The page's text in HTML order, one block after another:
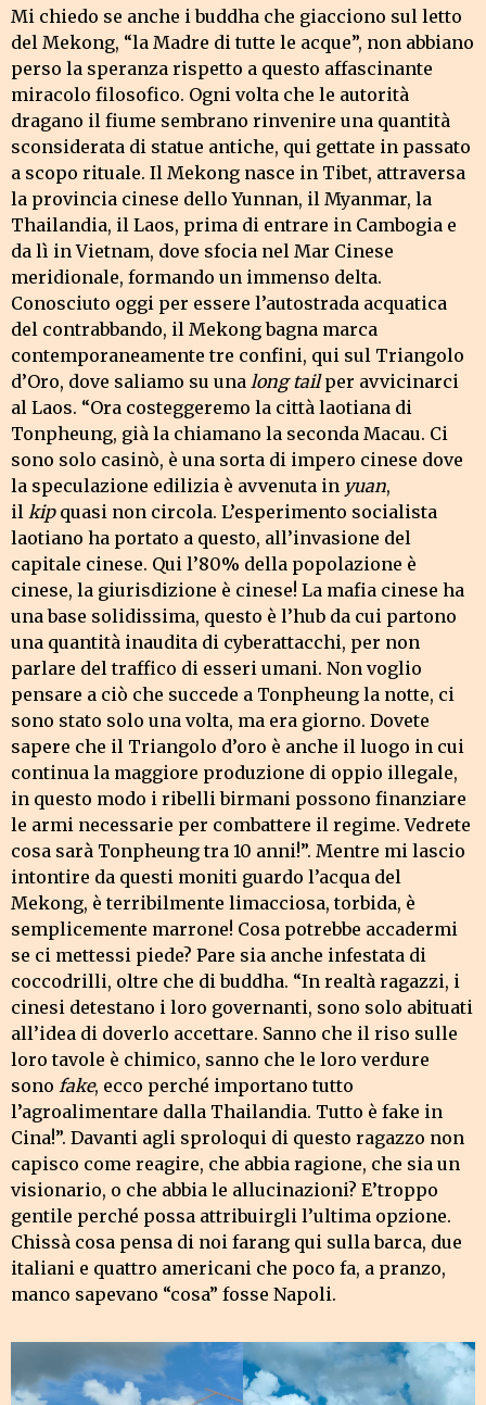
Mi chiedo se anche i buddha che giacciono sul letto
del Mekong, “la Madre di tutte le acque”, non abbiano
perso la speranza rispetto a questo affascinante
miracolo filosofico. Ogni volta che le autorità
dragano il fiume sembrano rinvenire una quantità
sconsiderata di statue antiche, qui gettate in passato
a scopo rituale. Il Mekong nasce in Tibet, attraversa
la provincia cinese dello Yunnan, il Myanmar, la
Thailandia, il Laos, prima di entrare in Cambogia e
da lì in Vietnam, dove sfocia nel Mar Cinese
meridionale, formando un immenso delta.
Conosciuto oggi per essere l’autostrada acquatica
del contrabbando, il Mekong bagna marca
contemporaneamente tre confini, qui sul Triangolo
d’Oro, dove saliamo su una long tailper avvicinarci
al Laos. “Ora costeggeremo la città laotiana di
Tonpheung, già la chiamano la seconda Macau. Ci
sono solo casinò, è una sorta di impero cinese dove
la speculazione edilizia è avvenuta in yuan,
il kipquasi non circola. L’esperimento socialista
laotiano ha portato a questo, all’invasione del
capitale cinese. Qui l’80% della popolazione è
cinese, la giurisdizione è cinese! La mafia cinese ha
una base solidissima, questo è l’hub da cui partono
una quantità inaudita di cyberattacchi, per non
parlare del traffico di esseri umani. Non voglio
pensare a ciò che succede a Tonpheung la notte, ci
sono stato solo una volta, ma era giorno. Dovete
sapere che il Triangolo d’oro è anche il luogo in cui
continua la maggiore produzione di oppio illegale,
in questo modo i ribelli birmani possono finanziare
le armi necessarie per combattere il regime. Vedrete
cosa sarà Tonpheung tra 10 anni!”. Mentre mi lascio
intontire da questi moniti guardo l’acqua del
Mekong, è terribilmente limacciosa, torbida, è
semplicemente marrone! Cosa potrebbe accadermi
se ci mettessi piede? Pare sia anche infestata di
coccodrilli, oltre che di buddha. “In realtà ragazzi, i
cinesi detestano i loro governanti, sono solo abituati
all’idea di doverlo accettare. Sanno che il riso sulle
loro tavole è chimico, sanno che le loro verdure
sono fake, ecco perché importano tutto
l’agroalimentare dalla Thailandia. Tutto è fake in
Cina!”. Davanti agli sproloqui di questo ragazzo non
capisco come reagire, che abbia ragione, che sia un
visionario, o che abbia le allucinazioni? E’troppo
gentile perché possa attribuirgli l’ultima opzione.
Chissà cosa pensa di noi farang qui sulla barca, due
italiani e quattro americani che poco fa, a pranzo,
manco sapevano “cosa” fosse Napoli.